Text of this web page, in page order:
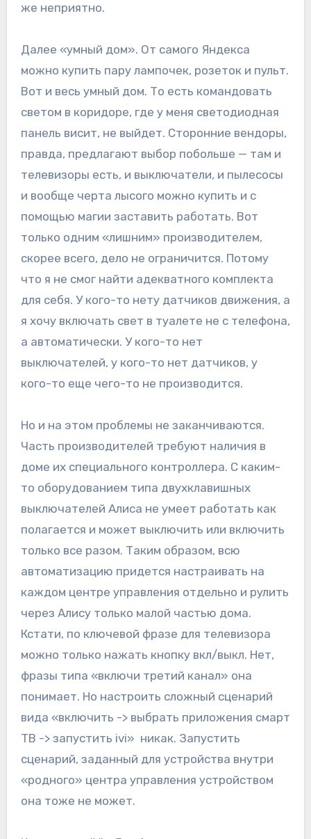
же неприятно.
Далее «умный дом». От самого Яндекса
можно купить пару лампочек, розеток и пульт.
Вот и весь умный дом. То есть командовать
светом в коридоре, где у меня светодиодная
панель висит, не выйдет. Сторонние вендоры,
правда, предлагают выбор побольше — там и
телевизоры есть, и выключатели, и пылесосы
и вообще черта лысого можно купить и с
помощью магии заставить работать. Вот
только одним «лишним» производителем,
скорее всего, дело не ограничится. Потому
что я не смог найти адекватного комплекта
для себя. У кого-то нету датчиков движения, а
я хочу включать свет в туалете не с телефона,
а автоматически. У кого-то нет
выключателей, у кого-то нет датчиков, у
кого-то еще чего-то не производится.
Но и на этом проблемы не заканчиваются.
Часть производителей требуют наличия в
доме их специального контроллера. С каким-
то оборудованием типа двухклавишных
выключателей Алиса не умеет работать как
полагается и может выключить или включить
только все разом. Таким образом, всю
автоматизацию придется настраивать на
каждом центре управления отдельно и рулить
через Алису только малой частью дома.
Кстати, по ключевой фразе для телевизора
можно только нажать кнопку вкл/выкл. Нет,
фразы типа «включи третий канал» она
понимает. Но настроить сложный сценарий
вида «включить -> выбрать приложения смарт
ТВ -> запустить ivi» никак. Запустить
сценарий, заданный для устройства внутри
«родного» центра управления устройством
она тоже не может.